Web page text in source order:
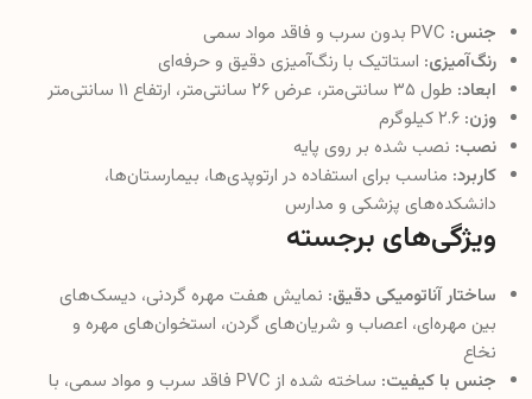
جنس:
رنگ‌آمیزی: استاتیک با رنگ‌آمیزی دقیق و حرفه‌ای
ابعاد: طول ۳۵ سانتی‌متر، عرض ۲۶ سانتی‌متر، ارتفاع ۱۱ سانتی‌متر
وزن:
نصب: نصب شده بر روی پایه
کاربرد: مناسب برای استفاده در ارتوپدی‌ها، بیمارستان‌ها،
دانشکده‌های پزشکی و مدارس
ویژگی‌های برجسته
ساختار آناتومیکی دقیق: نمایش هفت مهره گردنی، دیسک‌های
بین مهره‌ای، اعصاب و شریان‌های گردن، استخوان‌های مهره و
نخاع
جنس با کیفیت:
ساخته شده از PVC فاقد سرب و مواد سمی، با